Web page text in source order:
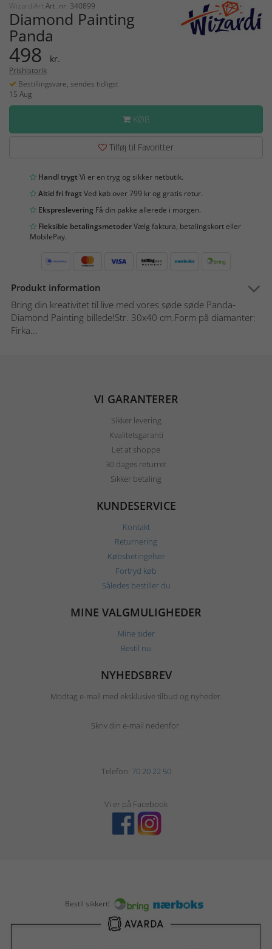
WizardiArt Art. nr: 340899
Diamond Painting
Panda
498 kr.
Prishistorik
Bestillingsvare, sendes tidligst
15 Aug
KØB
Tilføj til Favoritter
Handl trygtVi er en tryg og sikker netbutik.
Altid fri fragtVed køb over 799 kr og gratis retur.
Ekspreslevering Få din pakke allerede i morgen.
Fleksible betalingsmetoderVælg faktura, betalingskort eller
MobilePay.
Produkt information
Bring din kreativitet til live med vores søde søde Panda-
Diamond Painting billede!Str. 30x40 cm.Form på diamanter:
Firka...
VI GARANTERER
Sikker levering
Kvalitetsgaranti
Let at shoppe
30 dages returret
Sikker betaling
KUNDESERVICE
Kontakt
Returnering
Købsbetingelser
Fortryd køb
Således bestiller du
MINE VALGMULIGHEDER
Mine sider
Bestil nu
NYHEDSBREV
Modtag e-mail med eksklusive tilbud og nyheder.
Skriv din e-mail nedenfor.
Telefon: 70 20 22 50
Vi er på Facebook
Bestil sikkert!